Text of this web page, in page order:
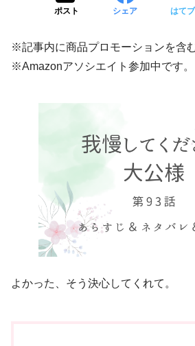
ポスト シェア はてブ
※記事内に商品プロモーションを含
※Amazonアソシエイト参加中です。
よかった、そう決心してくれて。